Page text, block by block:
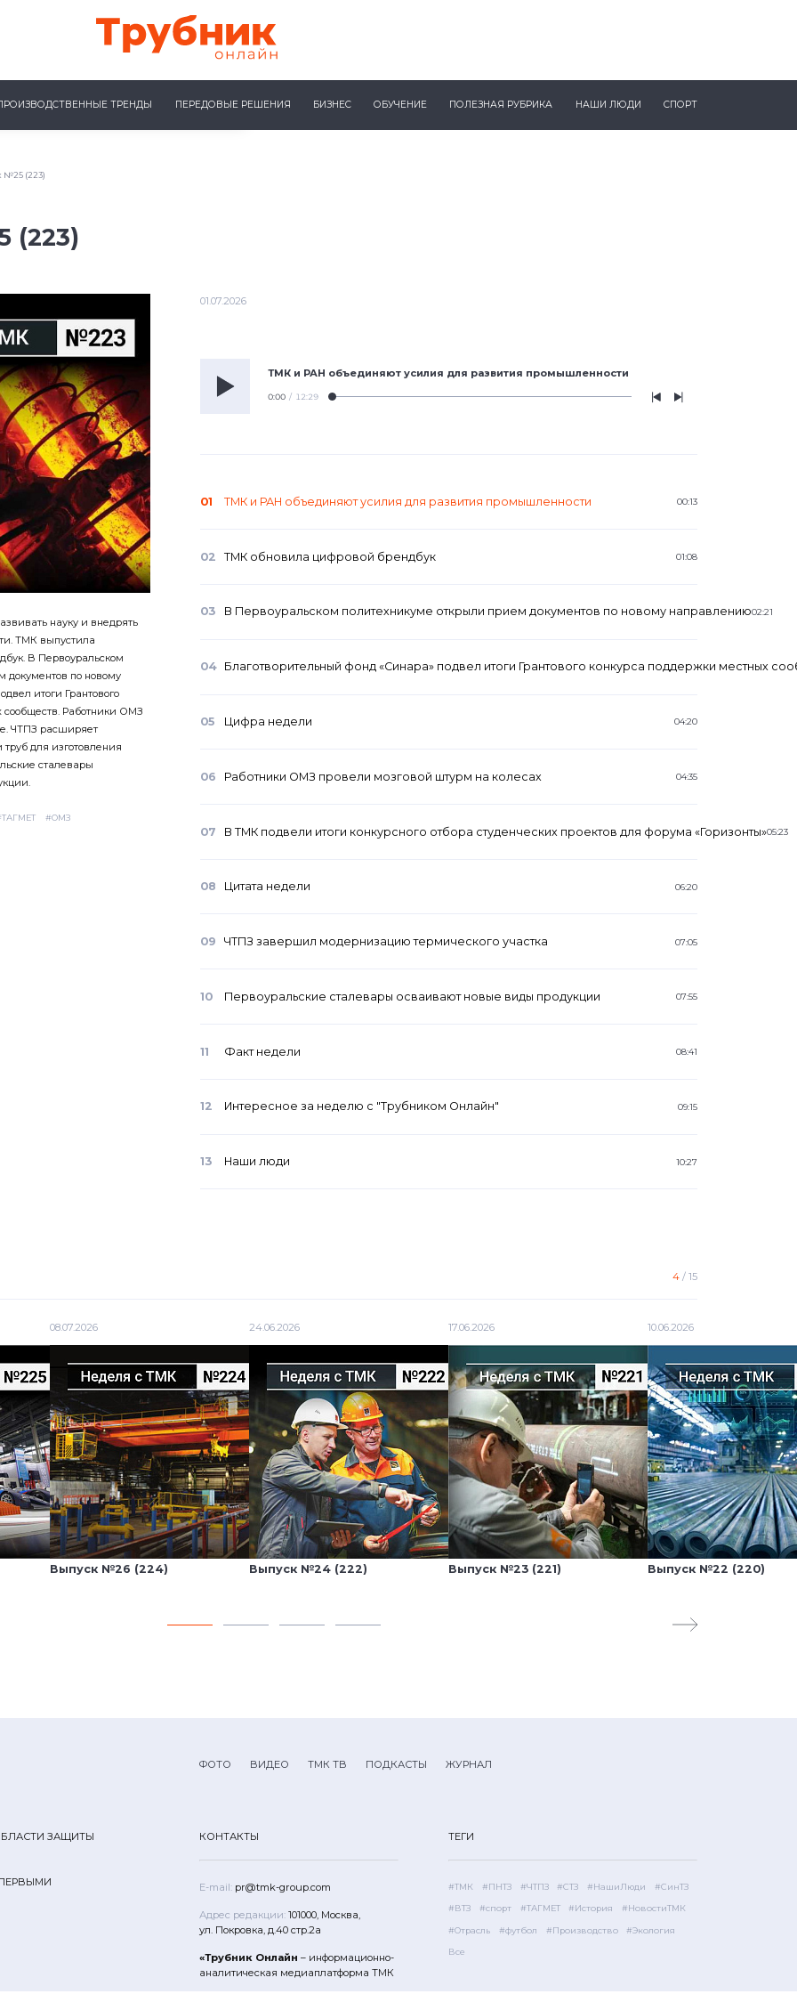
ТРЕНДЫ ПЕРЕДОВЫЕ РЕШЕНИЯ БИЗНЕС ОБУЧЕНИЕ ПОЛЕЗНАЯ РУБРИКА НАШИ ЛЮДИ СПОРТ
№25 (223)
(223)
01.07.2026
ТМК и РАН объединяют усилия для развития промышленности
0:00 / 12:29
01 ТМК и РАН объединяют усилия для развития промышленности 00:13
02 ТМК обновила цифровой брендбук 01:08
03 В Первоуральском политехникуме открыли прием документов по новому направлению02:21
04 Благотворительный фонд «Синара» подвел итоги Грантового конкурса поддержки местных
05 Цифра недели 04:20
06 Работники ОМЗ провели мозговой штурм на колесах 04:35
07 В ТМК подвели итоги конкурсного отбора студенческих проектов для форума «Горизонты»05:23
08 Цитата недели 06:20
09 ЧТПЗ завершил модернизацию термического участка 07:05
10 Первоуральские сталевары осваивают новые виды продукции 07:55
11 Факт недели 08:41
12 Интересное за неделю с "Трубником Онлайн" 09:15
13 Наши люди 10:27
науку и внедрять
ТМК выпустила
В Первоуральском
документов по новому
итоги Грантового
сообществ. Работники ОМЗ
ЧТПЗ расширяет
для изготовления
сталевары
#ОМЗ
4/ 15
08.07.2026
Выпуск №26 (224)
24.06.2026
Выпуск №24 (222)
17.06.2026
Выпуск №23 (221)
10.06.2026
Выпуск №22 (220)
ФОТО ВИДЕО ТМК ТВ ПОДКАСТЫ ЖУРНАЛ
ЗАЩИТЫ
КОНТАКТЫ
E-mail: pr@tmk-group.com
Адрес редакции: 101000, Москва,
ул. Покровка, д.40 стр.2а
«Трубник Онлайн – информационно-
аналитическая медиаплатформа ТМК
ТЕГИ
#ТМК #ПНТЗ #ЧТПЗ #СТЗ #НашиЛюди #СинТЗ
#ВТЗ #спорт #ТАГМЕТ #История #НовостиТМК
#Отрасль #футбол #Производство #Экология
Все